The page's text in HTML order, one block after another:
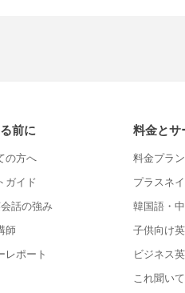
前に
の方へ
ガイド
話の強み
師
レポート
料金とサ
料金プラン
プラスネ
韓国語・
子供向け
ビジネス
これ聞い